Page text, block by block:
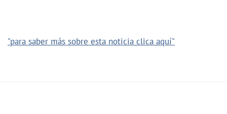
"para saber más sobre esta noticia clica aquí"